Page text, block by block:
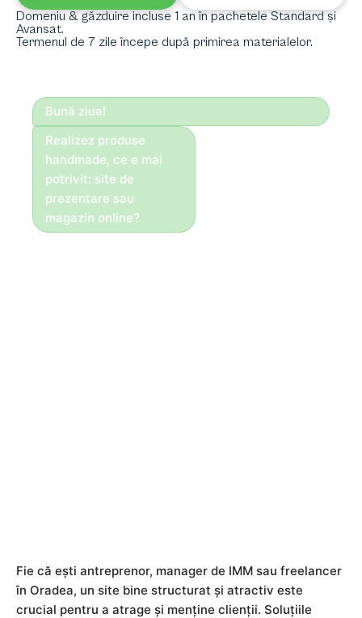
Bună ziua!
Realizez produse
handmade, ce e mai
potrivit: site de
prezentare sau
magazin online?
Domeniu & găzduire incluse 1 an în pachetele Standard și
Avansat.
Termenul de 7 zile începe după primirea materialelor.
Fie că ești antreprenor, manager de IMM sau freelancer
în Oradea, un site bine structurat și atractiv este
crucial pentru a atrage și menține clienții. Soluțiile